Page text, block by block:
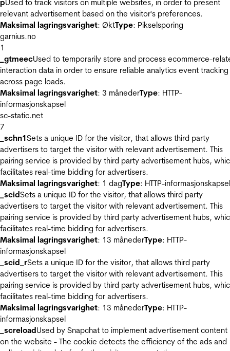
pUsed to track visitors on multiple websites, in order to present
relevant advertisement based on the visitor's preferences.
Maksimal lagringsvarighet: ØktType: Pikselsporing
garnius.no
1
_gtmeecUsed to temporarily store and process ecommerce-
interaction data in order to ensure reliable analytics event tracking
across page loads.
Maksimal lagringsvarighet: 3 månederType: HTTP-
informasjonskapsel
sc-static.net
7
_schn1Sets a unique ID for the visitor, that allows third party
advertisers to target the visitor with relevant advertisement. This
pairing service is provided by third party advertisement hubs,
facilitates real-time bidding for advertisers.
Maksimal lagringsvarighet: 1 dagType: HTTP-informasjonskapsel
_scidSets a unique ID for the visitor, that allows third party
advertisers to target the visitor with relevant advertisement. This
pairing service is provided by third party advertisement hubs,
facilitates real-time bidding for advertisers.
Maksimal lagringsvarighet: 13 månederType: HTTP-
informasjonskapsel
_scid_rSets a unique ID for the visitor, that allows third party
advertisers to target the visitor with relevant advertisement. This
pairing service is provided by third party advertisement hubs,
facilitates real-time bidding for advertisers.
Maksimal lagringsvarighet: 13 månederType: HTTP-
informasjonskapsel
_screloadUsed by Snapchat to implement advertisement content
on the website - The cookie detects the efficiency of the ads and